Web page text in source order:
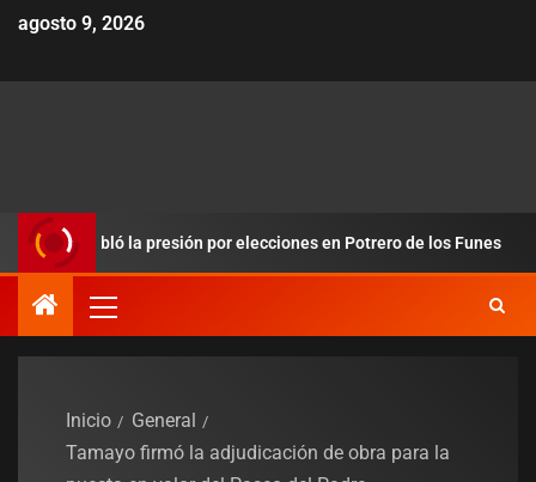
agosto 9, 2026
la presión por elecciones en Potrero de los Funes
Inicio
General
Tamayo firmó la adjudicación de obra para la